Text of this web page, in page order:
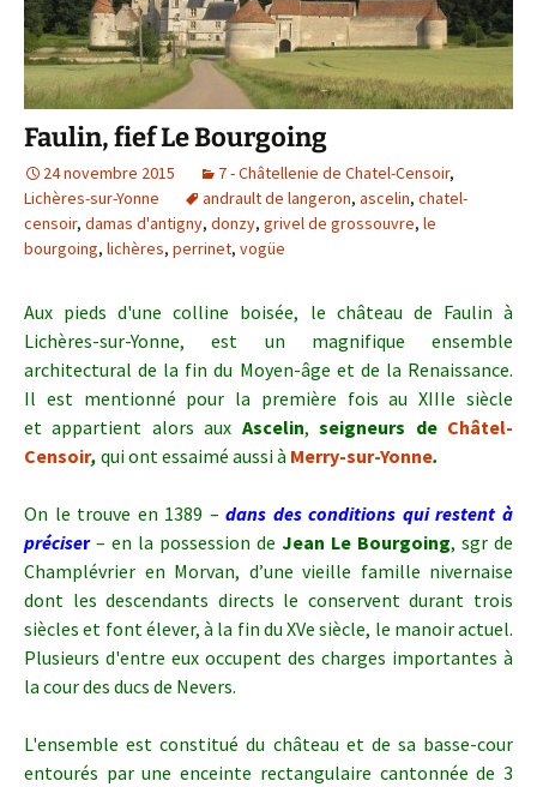
Faulin, fief Le Bourgoing
24 novembre 2015 7 - Châtellenie de Chatel-Censoir,
Lichères-sur-Yonne
andrault de langeron, ascelin, chatel-
censoir, damas d'antigny, donzy, grivel de grossouvre, le
bourgoing, lichères, perrinet, vogüe
Aux pieds d'une colline boisée, le château de Faulin à
Lichères-sur-Yonne, est un magnifique ensemble
architectural de la fin du Moyen-âge et de la Renaissance.
Il est mentionné pour la première fois au XIIIe siècle
et appartient alors aux Ascelin,seigneurs de Châtel-
Censoir, qui ont essaimé aussi à Merry-sur-Yonne.
On le trouve en 1389 –dans des conditions qui restent à
préciser– en la possession de Jean Le Bourgoing, sgr de
Champlévrier en Morvan, d’une vieille famille nivernaise
dont les descendants directs le conservent durant trois
siècles et font élever, à la fin du XVe siècle, le manoir actuel.
Plusieurs d'entre eux occupent des charges importantes à
la cour des ducs de Nevers.
L'ensemble est constitué du château et de sa basse-cour
entourés par une enceinte rectangulaire cantonnée de 3